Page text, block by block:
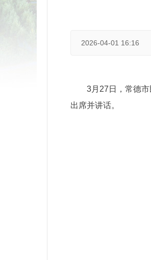
2026-04-01 16:16
3月27日，常德
出席并讲话。